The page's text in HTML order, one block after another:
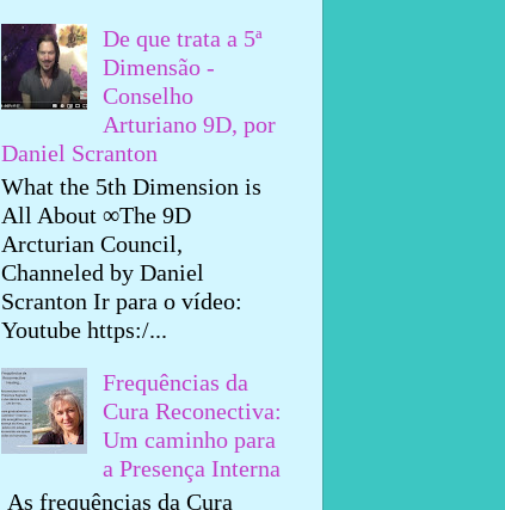
De que trata a 5ª
Dimensão -
Conselho
Arturiano 9D, por
Daniel Scranton
What the 5th Dimension is
All About ∞The 9D
Arcturian Council,
Channeled by Daniel
Scranton Ir para o vídeo:
Youtube https:/...
Frequências da
Cura Reconectiva:
Um caminho para
a Presença Interna
As frequências da Cura